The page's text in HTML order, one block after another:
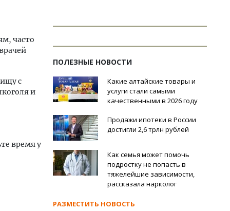
часто
с
и
время у
ПОЛЕЗНЫЕ НОВОСТИ
Какие алтайские товары и
услуги стали самыми
качественными в 2026 году
Продажи ипотеки в России
достигли 2,6 трлн рублей
Как семья может помочь
подростку не попасть в
тяжелейшие зависимости,
рассказала нарколог
РАЗМЕСТИТЬ НОВОСТЬ